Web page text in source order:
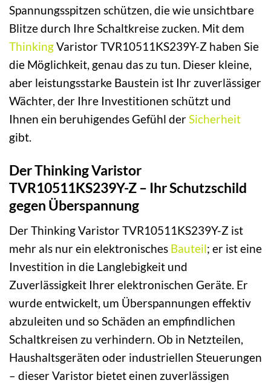
Spannungsspitzen schützen, die wie unsichtbare
Blitze durch Ihre Schaltkreise zucken. Mit dem
ThinkingVaristor TVR10511KS239Y-Z haben Sie
die Möglichkeit, genau das zu tun. Dieser kleine,
aber leistungsstarke Baustein ist Ihr zuverlässiger
Wächter, der Ihre Investitionen schützt und
Ihnen ein beruhigendes Gefühl derSicherheit
gibt.
Der Thinking Varistor
TVR10511KS239Y-Z – Ihr Schutzschild
gegen Überspannung
Der Thinking Varistor TVR10511KS239Y-Z ist
mehr als nur ein elektronisches Bauteil; er ist eine
Investition in die Langlebigkeit und
Zuverlässigkeit Ihrer elektronischen Geräte. Er
wurde entwickelt, um Überspannungen effektiv
abzuleiten und so Schäden an empfindlichen
Schaltkreisen zu verhindern. Ob in Netzteilen,
Haushaltsgeräten oder industriellen Steuerungen
– dieser Varistor bietet einen zuverlässigen